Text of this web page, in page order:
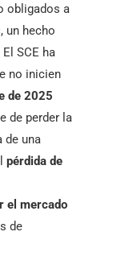
obligados a
, un hecho
SCE ha
no inicien
de 2025
de perder la
de una
pérdida de
el mercado
de